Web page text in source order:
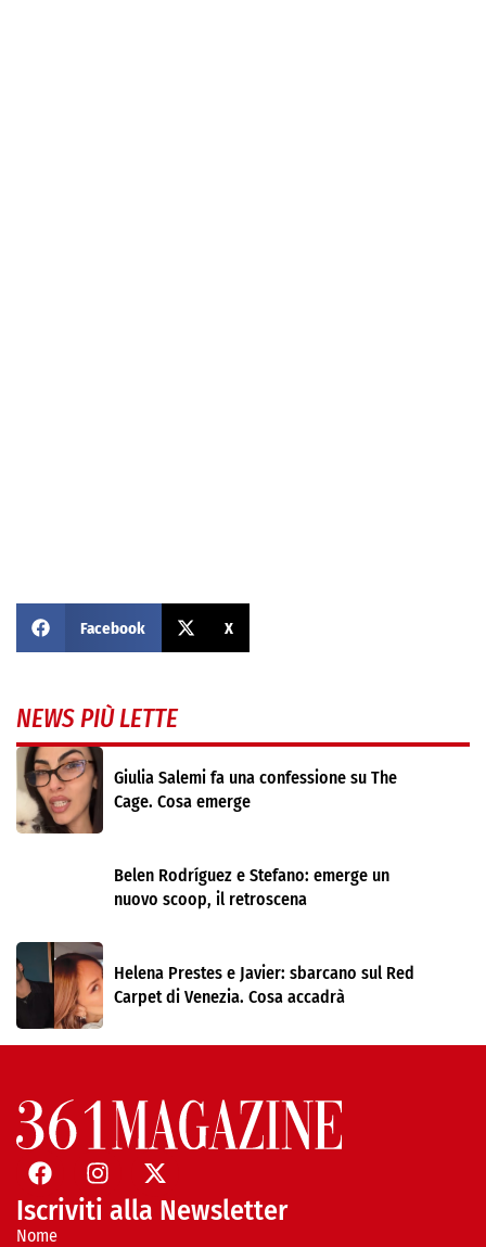
Facebook X
NEWS PIÙ LETTE
Giulia Salemi fa una confessione su The
Cage. Cosa emerge
Belen Rodríguez e Stefano: emerge un
nuovo scoop, il retroscena
Helena Prestes e Javier: sbarcano sul Red
Carpet di Venezia. Cosa accadrà
Iscriviti alla Newsletter
Nome